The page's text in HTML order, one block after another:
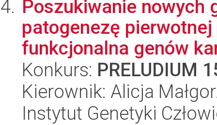
Poszukiwanie nowych
patogenezę
funkcjonalna genów
Konkurs: PRELUDIUM
Kierownik: Alicja
Instytut Genetyki